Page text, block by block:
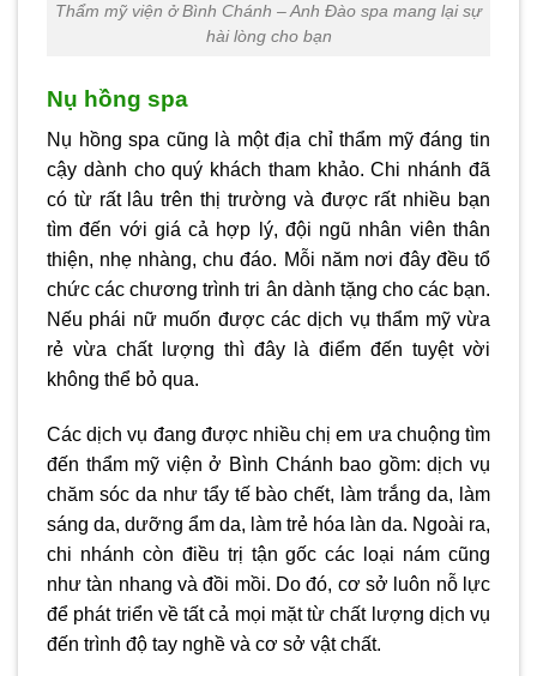
Thẩm mỹ viện ở Bình Chánh – Anh Đào spa mang lại sự
hài lòng cho bạn
Nụ hồng spa
Nụ hồng spa cũng là một địa chỉ thẩm mỹ đáng tin
cậy dành cho quý khách tham khảo. Chi nhánh đã
có từ rất lâu trên thị trường và được rất nhiều bạn
tìm đến với giá cả hợp lý, đội ngũ nhân viên thân
thiện, nhẹ nhàng, chu đáo. Mỗi năm nơi đây đều tổ
chức các chương trình tri ân dành tặng cho các bạn.
Nếu phái nữ muốn được các dịch vụ thẩm mỹ vừa
rẻ vừa chất lượng thì đây là điểm đến tuyệt vời
không thể bỏ qua.
Các dịch vụ đang được nhiều chị em ưa chuộng tìm
đến thẩm mỹ viện ở Bình Chánh bao gồm: dịch vụ
chăm sóc da như tẩy tế bào chết, làm trắng da, làm
sáng da, dưỡng ẩm da, làm trẻ hóa làn da. Ngoài ra,
chi nhánh còn điều trị tận gốc các loại nám cũng
như tàn nhang và đồi mồi. Do đó, cơ sở luôn nỗ lực
để phát triển về tất cả mọi mặt từ chất lượng dịch vụ
đến trình độ tay nghề và cơ sở vật chất.